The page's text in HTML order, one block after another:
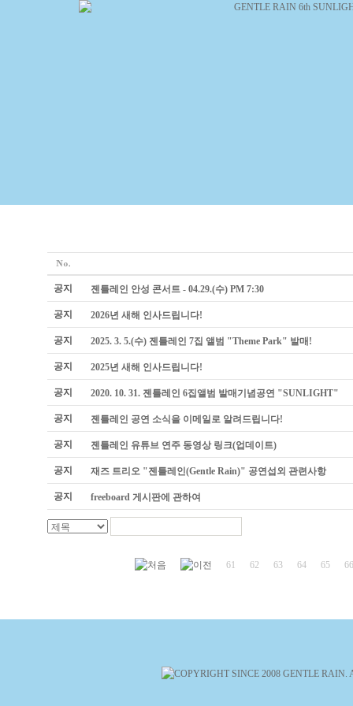
공지 젠틀레인 안성 콘서트 - 04.29.(수) PM 7:30
공지 2026년 새해 인사드립니다!
공지 2025. 3. 5.(수) 젠틀레인 7집 앨범 "Theme Park" 발매!
공지 2025년 새해 인사드립니다!
공지 2020. 10. 31. 젠틀레인 6집앨범 발매기념공연 "SUNLIGHT"
공지 젠틀레인 공연 소식을 이메일로 알려드립니다!
공지 젠틀레인 유튜브 연주 동영상 링크(업데이트)
공지 재즈 트리오 "젠틀레인(Gentle Rain)" 공연섭외 관련사항
공지 freeboard 게시판에 관하여
61 62 63 64 65 66